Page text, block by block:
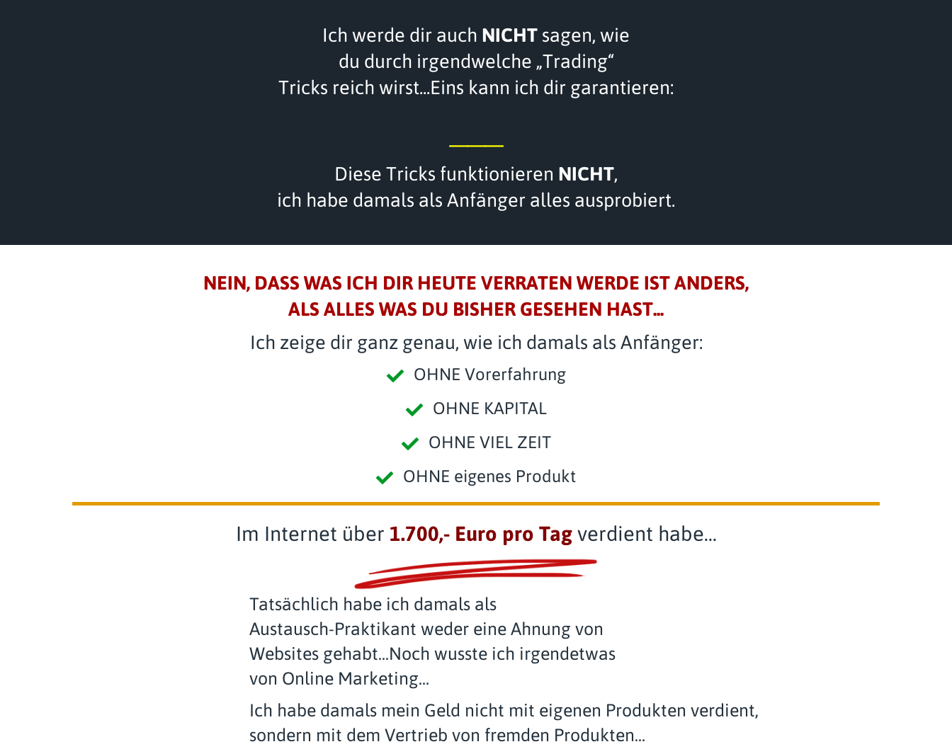
Ich werde dir auch NICHT sagen, wie
du durch irgendwelche „Trading“
Tricks reich wirst...Eins kann ich dir garantieren:
Diese Tricks funktionieren NICHT,
ich habe damals als Anfänger alles ausprobiert.
NEIN, DASS WAS ICH DIR HEUTE VERRATEN WERDE IST ANDERS,
ALS ALLES WAS DU BISHER GESEHEN HAST...
Ich zeige dir ganz genau, wie ich damals als Anfänger:
OHNE Vorerfahrung
OHNE KAPITAL
OHNE VIEL ZEIT
OHNE eigenes Produkt
Im Internet über 1.700,- Euro pro Tagverdient habe...
Tatsächlich habe ich damals als
Austausch-Praktikant weder eine Ahnung von
Websites gehabt...Noch wusste ich irgendetwas
von Online Marketing...
Ich habe damals mein Geld nicht mit eigenen Produkten verdient,
sondern mit dem Vertrieb von fremden Produkten...